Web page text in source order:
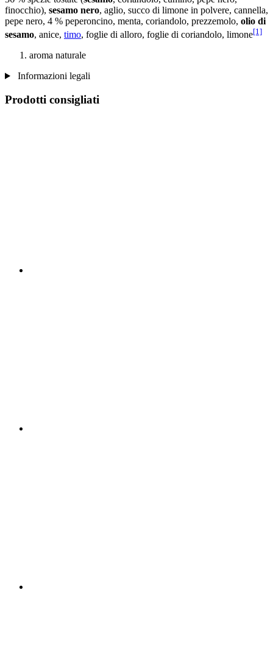
finocchio), sesamo nero, aglio, succo di limone in polvere, cannella,
pepe nero, 4 % peperoncino, menta, coriandolo, prezzemolo, olio di
sesamo, anice, timo, foglie di alloro, foglie di coriandolo, limone[1]
aroma naturale
Informazioni legali
Prodotti consigliati